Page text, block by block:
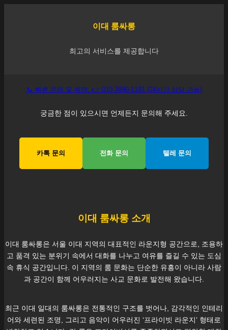
이대 룸싸롱
최고의 서비스를 제공합니다
📞 빠른 문의 및 예약: 👉 010-3990-1181 (24시간 상담 가능)
궁금한 점이 있으시면 언제든지 문의해 주세요.
카톡 문의 전화 문의 텔레 문의
이대 룸싸롱 소개
이대 룸싸롱은 서울 이대 지역의 대표적인 라운지형 공간으로, 조용하
고 품격 있는 분위기 속에서 대화를 나누고 여유를 즐길 수 있는 도심
속 휴식 공간입니다. 이 지역의 룸 문화는 단순한 유흥이 아니라 사람
과 공간이 함께 어우러지는 사교 문화로 발전해 왔습니다.
최근 이대 일대의 룸싸롱은 전통적인 구조를 벗어나, 감각적인 인테리
어와 세련된 조명, 그리고 음악이 어우러진 ‘프라이빗 라운지’ 형태로